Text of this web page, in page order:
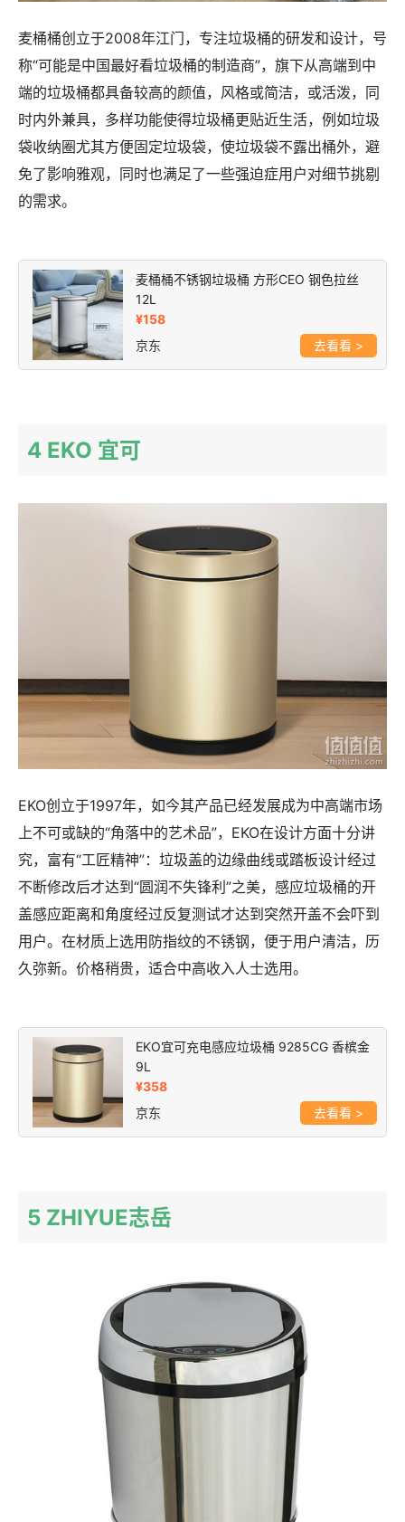
麦桶桶创立于2008年江门，专注垃圾桶的研发和设计，号
称“可能是中国最好看垃圾桶的制造商”，旗下从高端到中
端的垃圾桶都具备较高的颜值，风格或简洁，或活泼，同
时内外兼具，多样功能使得垃圾桶更贴近生活，例如垃圾
袋收纳圈尤其方便固定垃圾袋，使垃圾袋不露出桶外，避
免了影响雅观，同时也满足了一些强迫症用户对细节挑剔
的需求。
麦桶桶不锈钢垃圾桶 方形CEO 钢色拉丝
12L
¥158
京东
>
4 EKO 宜可
EKO创立于1997年，如今其产品已经发展成为中高端市场
上不可或缺的“角落中的艺术品”，EKO在设计方面十分讲
究，富有“工匠精神”：垃圾盖的边缘曲线或踏板设计经过
不断修改后才达到“圆润不失锋利”之美，感应垃圾桶的开
盖感应距离和角度经过反复测试才达到突然开盖不会吓到
用户。在材质上选用防指纹的不锈钢，便于用户清洁，历
久弥新。价格稍贵，适合中高收入人士选用。
EKO宜可充电感应垃圾桶 9285CG 香槟金
9L
¥358
京东
>
5 ZHIYUE志岳